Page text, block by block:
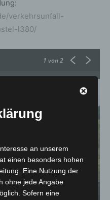
verkehrsunfall-
l380/
1 von 2
Ein Linienbus und zwei PKW
Unfallaufnahme. - © Bernd Günther
an unserem
einen besonders hohen
Eine Nutzung der
ohne jede Angabe
Sofern eine